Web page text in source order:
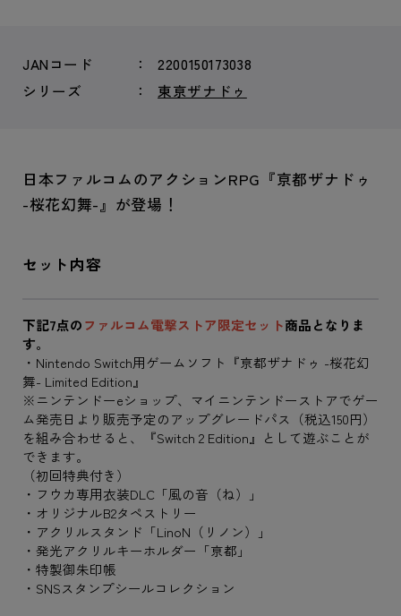
JANコード
2200150173038
シリーズ
東亰ザナドゥ
日本ファルコムのアクションRPG『亰都ザナドゥ
-桜花幻舞-』が登場！
セット内容
下記7点のファルコム電撃ストア限定セット商品となりま
す。
・Nintendo Switch用ゲームソフト『亰都ザナドゥ -桜花幻
舞- Limited Edition』
※ニンテンドーeショップ、マイニンテンドーストアでゲー
ム発売日より販売予定のアップグレードパス（税込150円）
を組み合わせると、『Switch 2 Edition』として遊ぶことが
できます。
（初回特典付き）
・フウカ専用衣装DLC「風の音（ね）」
・オリジナルB2タペストリー
・アクリルスタンド「LinoN（リノン）」
・発光アクリルキーホルダー「亰都」
・特製御朱印帳
・SNSスタンプシールコレクション